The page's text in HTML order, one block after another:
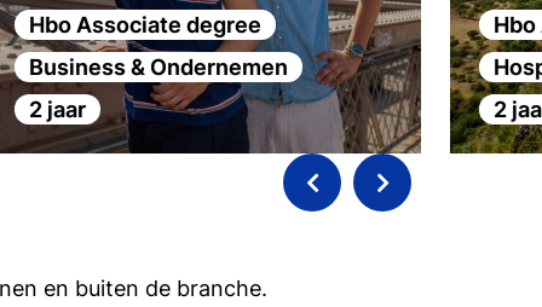
Hbo Associate degree
Business & Ondernemen
2 jaar
2
en buiten de branche.